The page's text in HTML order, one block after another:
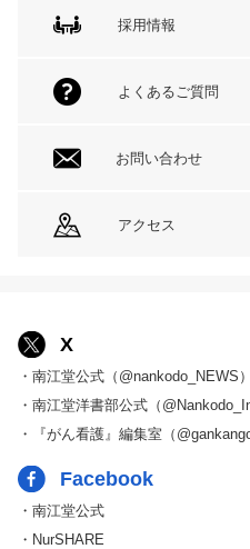
採用情報
よくあるご質問
お問い合わせ
アクセス
X
・南江堂公式（@nankodo_NEWS）
・南江堂洋書部公式（
・『がん看護』編集室（@gankango
Facebook
・南江堂公式
・NurSHARE